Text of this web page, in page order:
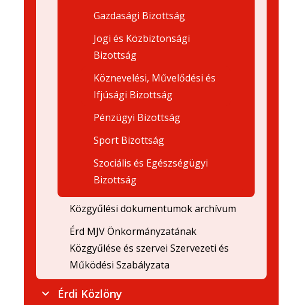
Gazdasági Bizottság
Jogi és Közbiztonsági
Bizottság
Köznevelési, Művelődési és
Ifjúsági Bizottság
Pénzügyi Bizottság
Sport Bizottság
Szociális és Egészségügyi
Bizottság
Közgyűlési dokumentumok archívum
Érd MJV Önkormányzatának
Közgyűlése és szervei Szervezeti és
Működési Szabályzata
Érdi Közlöny